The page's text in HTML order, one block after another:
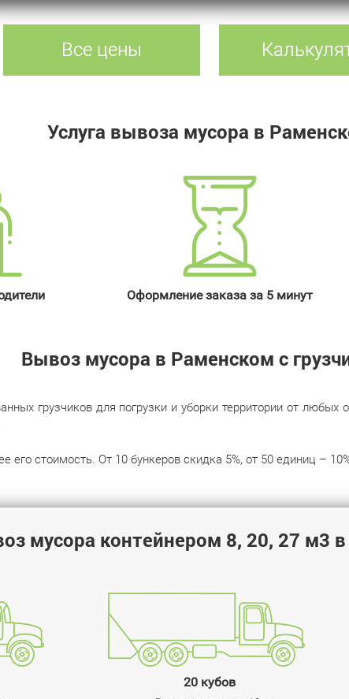
Все цены
Услуга вывоза мусора в
Оформление заказа за 5 минут
Вывоз мусора в Раменском с
грузчиков для погрузки и уборки территории от любых
стоимость. От 10 бункеров скидка 5%, от 50 единиц –
мусора контейнером 8, 20, 27 м3
20 кубов